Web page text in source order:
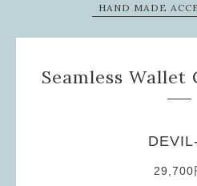
HAND MADE
Seamless Wallet
29,700